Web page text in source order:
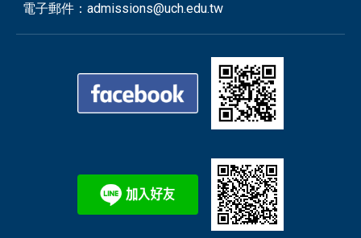
電子郵件：admissions@uch.edu.tw